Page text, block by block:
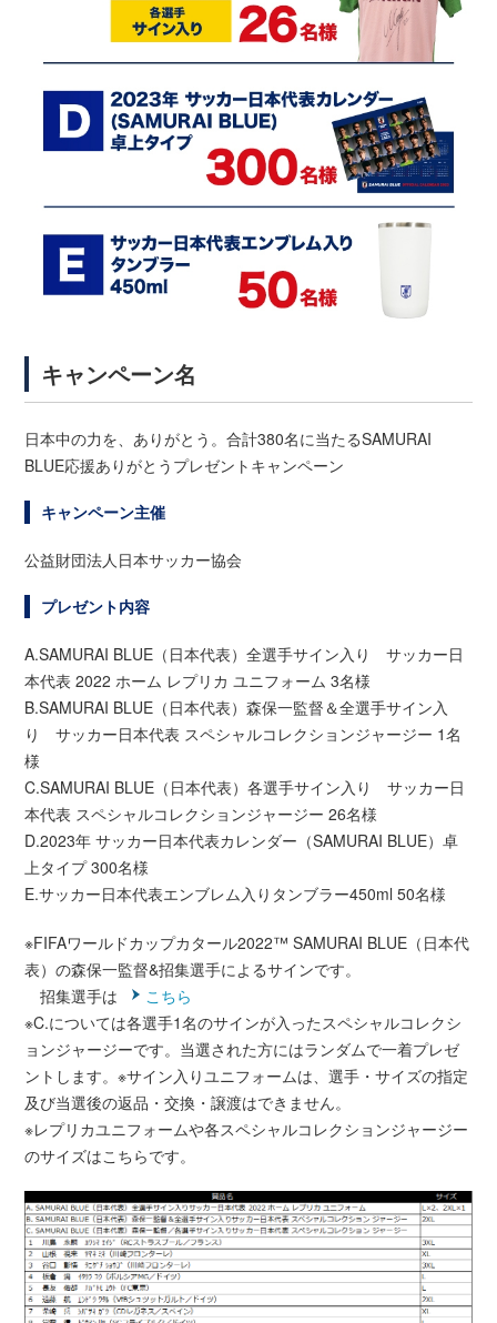
キャンペーン名
日本中の力を、ありがとう。合計380名に当たるSAMURAI
BLUE応援ありがとうプレゼントキャンペーン
キャンペーン主催
公益財団法人日本サッカー協会
プレゼント内容
A.SAMURAI BLUE（日本代表）全選手サイン入り サッカー日
本代表 2022 ホーム レプリカ ユニフォーム 3名様
B.SAMURAI BLUE（日本代表）森保一監督＆全選手サイン入
り サッカー日本代表 スペシャルコレクションジャージー 1名
様
C.SAMURAI BLUE（日本代表）各選手サイン入り サッカー日
本代表 スペシャルコレクションジャージー 26名様
D.2023年 サッカー日本代表カレンダー（SAMURAI BLUE）卓
上タイプ 300名様
E.サッカー日本代表エンブレム入りタンブラー450ml 50名様
※FIFAワールドカップカタール2022™ SAMURAI BLUE（日本代
表）の森保一監督&招集選手によるサインです。
招集選手は
こちら
※C.については各選手1名のサインが入ったスペシャルコレクシ
ョンジャージーです。当選された方にはランダムで一着プレゼ
ントします。※サイン入りユニフォームは、選手・サイズの指定
及び当選後の返品・交換・譲渡はできません。
※レプリカユニフォームや各スペシャルコレクションジャージー
のサイズはこちらです。